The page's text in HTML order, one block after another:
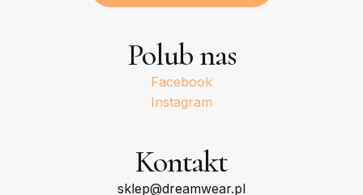
Polub nas
Facebook
Instagram
Kontakt
sklep@dreamwear.pl